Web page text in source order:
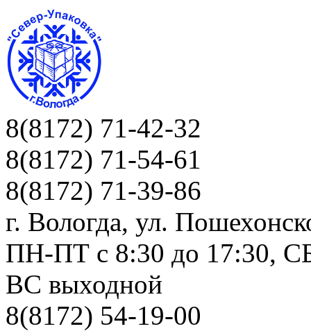
8(8172) 71-42-32
8(8172) 71-54-61
8(8172) 71-39-86
г. Вологда, ул.
ПН-ПТ c 8:30 до 17:30,
ВС выходной
8(8172) 54-19-00